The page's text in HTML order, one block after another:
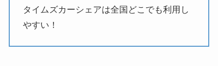
タイムズカーシェアは全国どこでも利用し
やすい！